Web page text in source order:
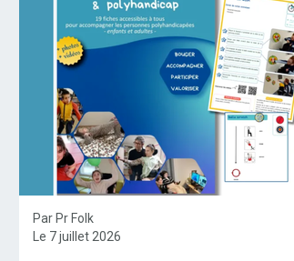
Par Pr Folk
Le 7 juillet 2026